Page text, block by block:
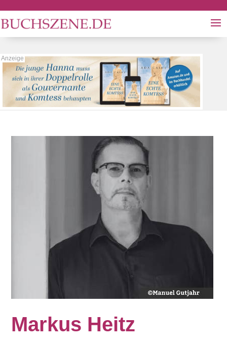
Markus Heitz